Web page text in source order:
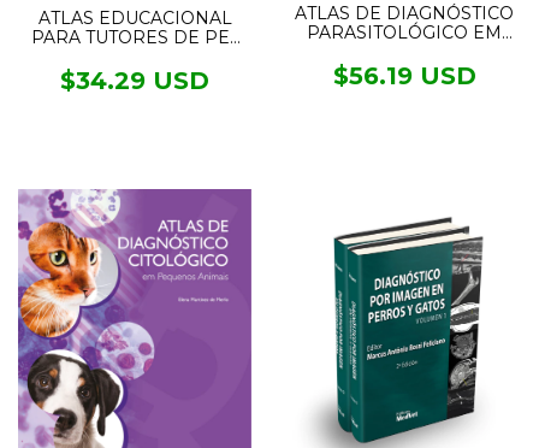
ATLAS EDUCACIONAL
PARA TUTORES DE PET
$34.29 USD
ATLAS DE DIAGNÓSTICO
PARASITOLÓGICO EM
ENDOPARASITAS
$56.19 USD